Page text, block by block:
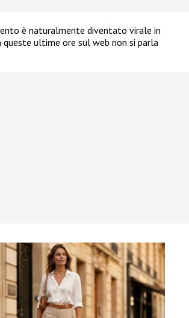
è naturalmente diventato virale in
queste ultime ore sul web non si parla